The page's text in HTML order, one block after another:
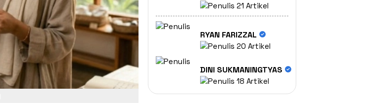
21 Artikel
RYAN FARIZZAL
20 Artikel
DINI SUKMANINGTYAS
18 Artikel